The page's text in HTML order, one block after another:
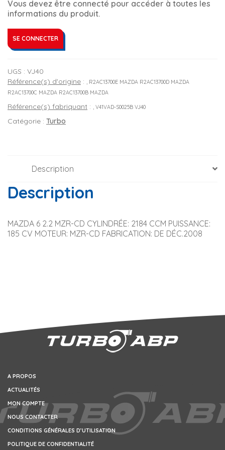
Vous devez être connecté pour accéder à toutes les
informations du produit.
SE CONNECTER
UGS : VJ40
Référence(s) d'origine : , R2AC13700E MAZDA R2AC13700D MAZDA
R2AC13700C MAZDA R2AC13700B MAZDA
Référence(s) fabriquant : , V41VAD-S0025B VJ40
Catégorie : Turbo
Description
Description
MAZDA 6 2.2 MZR-CD CYLINDRÉE: 2184 CCM PUISSANCE:
185 CV MOTEUR: MZR-CD FABRICATION: DE DÉC.2008
A PROPOS
ACTUALITÉS
MON COMPTE
NOUS CONTACTER
CONDITIONS GÉNÉRALES D’UTILISATION
POLITIQUE DE CONFIDENTIALITÉ